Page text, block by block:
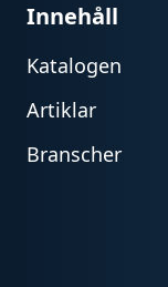
Innehåll
Katalogen
Artiklar
Branscher